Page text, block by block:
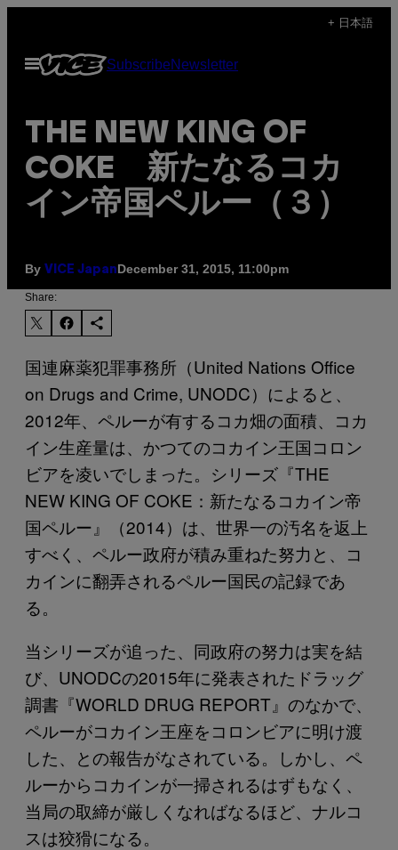
content
+ 日本語
Open
Menu
SubscribeNewsletter
THE NEW KING OF
COKE 新たなるコカ
イン帝国ペルー（３）
By VICE JapanDecember 31, 2015, 11:00pm
Share:
国連麻薬犯罪事務所（United Nations Office
on Drugs and Crime, UNODC）によると、
2012年、ペルーが有するコカ畑の面積、コカ
イン生産量は、かつてのコカイン王国コロン
ビアを凌いでしまった。シリーズ『THE
NEW KING OF COKE：新たなるコカイン帝
国ペルー』（2014）は、世界一の汚名を返上
すべく、ペルー政府が積み重ねた努力と、コ
カインに翻弄されるペルー国民の記録であ
る。
当シリーズが追った、同政府の努力は実を結
び、UNODCの2015年に発表されたドラッグ
調書『WORLD DRUG REPORT』のなかで、
ペルーがコカイン王座をコロンビアに明け渡
した、との報告がなされている。しかし、ペ
ルーからコカインが一掃されるはずもなく、
当局の取締が厳しくなればなるほど、ナルコ
スは狡猾になる。